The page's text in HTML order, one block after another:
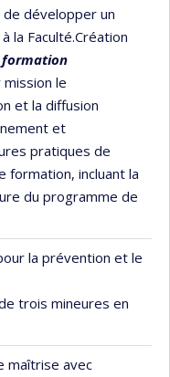
développer un
la Faculté.Création
formation
mission le
et la diffusion
et
pratiques de
formation, incluant la
du programme de
la prévention et le
trois mineures en
maîtrise avec